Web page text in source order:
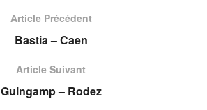
Article Précédent
Bastia – Caen
Article Suivant
Guingamp – Rodez